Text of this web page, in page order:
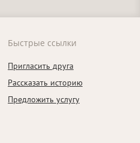
Быстрые ссылки
Пригласить друга
Рассказать историю
Предложить услугу